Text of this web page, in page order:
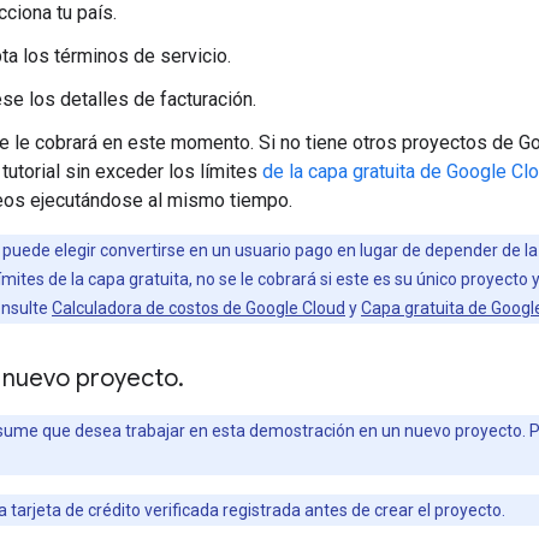
tu país.
los términos de servicio.
los detalles de facturación.
le cobrará en este momento. Si no tiene otros proyectos de
sin exceder los límites de la capa gratuita de Google
ejecutándose al mismo tiempo.
elegir convertirse en un usuario pago en lugar de depender de
de la capa gratuita, no se le cobrará si este es su único
Calculadora de costos de Google Cloud yCapa gratuita de
proyecto.
que desea trabajar en esta demostración en un nuevo proyecto.
tarjeta de crédito verificada registrada antes de crear el proyecto.